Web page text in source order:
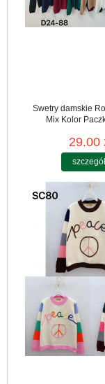
Swetry damskie
Mix Kolor
29.00